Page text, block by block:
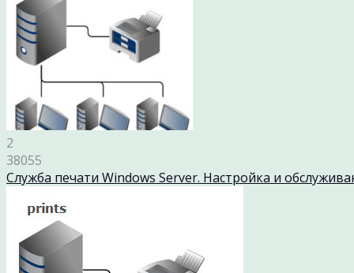
2
38055
Служба печати Windows Server. Настройка и